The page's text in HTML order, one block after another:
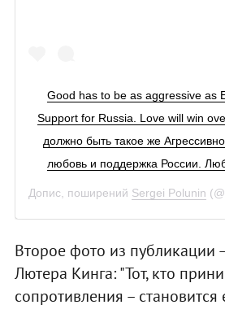
Good has to be as aggressive as
Support for Russia. Love will win
должно быть такое же
любовь и поддержка России.
Допис, поширений Sergei Polunin
Второе фото из публикации
Лютера Кинга: "Тот, кто
сопротивления –